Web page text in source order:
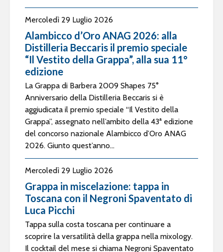
Mercoledì 29 Luglio 2026
Alambicco d’Oro ANAG 2026: alla
Distilleria Beccaris il premio speciale
“Il Vestito della Grappa”, alla sua 11°
edizione
La Grappa di Barbera 2009 Shapes 75°
Anniversario della Distilleria Beccaris si è
aggiudicata il premio speciale “Il Vestito della
Grappa”, assegnato nell’ambito della 43ª edizione
del concorso nazionale Alambicco d’Oro ANAG
2026. Giunto quest’anno...
Mercoledì 29 Luglio 2026
Grappa in miscelazione: tappa in
Toscana con il Negroni Spaventato di
Luca Picchi
Tappa sulla costa toscana per continuare a
scoprire la versatilità della grappa nella mixology.
Il cocktail del mese si chiama Negroni Spaventato